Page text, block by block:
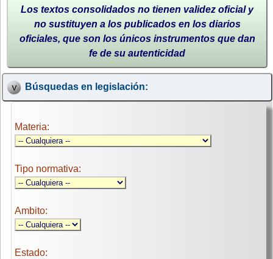
Los textos consolidados no tienen validez oficial y
no sustituyen a los publicados en los diarios
oficiales, que son los únicos instrumentos que dan
fe de su autenticidad
Búsquedas en legislación:
Materia:
Tipo normativa:
Ambito:
Estado: